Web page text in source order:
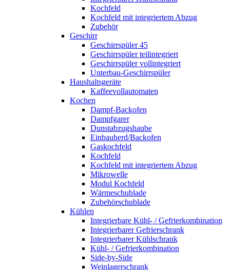
Kochfeld
Kochfeld mit integriertem Abzug
Zubehör
Geschirr
Geschirrspüler 45
Geschirrspüler teilintegriert
Geschirrspüler vollintegriert
Unterbau-Geschirrspüler
Haushaltsgeräte
Kaffeevollautomaten
Kochen
Dampf-Backofen
Dampfgarer
Dunstabzugshaube
Einbauherd/Backofen
Gaskochfeld
Kochfeld
Kochfeld mit integriertem Abzug
Mikrowelle
Modul Kochfeld
Wärmeschublade
Zubehörschublade
Kühlen
Integrierbare Kühl- / Gefrierkombination
Integrierbarer Gefrierschrank
Integrierbarer Kühlschrank
Kühl- / Gefrierkombination
Side-by-Side
Weinlagerschrank